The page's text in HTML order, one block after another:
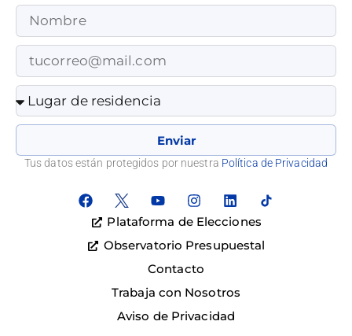
Enviar
Tus datos están protegidos por nuestra Política de Privacidad
Plataforma de Elecciones
Observatorio Presupuestal
Contacto
Trabaja con Nosotros
Aviso de Privacidad